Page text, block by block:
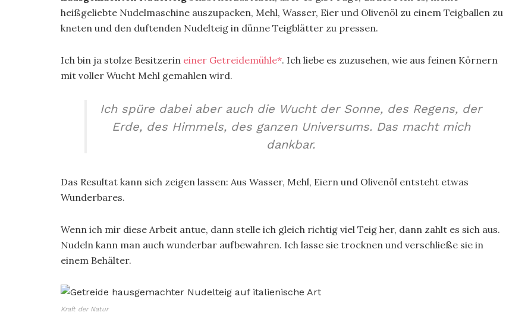
heißgeliebte Nudelmaschine auszupacken, Mehl, Wasser, Eier und Olivenöl zu einem Teigballen zu
kneten und den duftenden Nudelteig in dünne Teigblätter zu pressen.
Ich bin ja stolze Besitzerin einer Getreidemühle*. Ich liebe es zuzusehen, wie aus feinen Körnern
mit voller Wucht Mehl gemahlen wird.
Ich spüre dabei aber auch die Wucht der Sonne, des Regens, der
Erde, des Himmels, des ganzen Universums. Das macht mich
dankbar.
Das Resultat kann sich zeigen lassen: Aus Wasser, Mehl, Eiern und Olivenöl entsteht etwas
Wunderbares.
Wenn ich mir diese Arbeit antue, dann stelle ich gleich richtig viel Teig her, dann zahlt es sich aus.
Nudeln kann man auch wunderbar aufbewahren. Ich lasse sie trocknen und verschließe sie in
einem Behälter.
Kraft der Natur